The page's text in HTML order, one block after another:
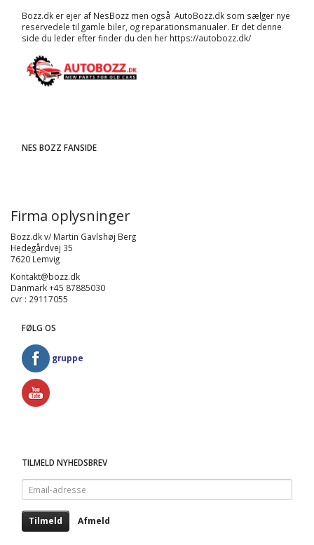
Bozz.dk er ejer af NesBozz men også AutoBozz.dk som sælger nye
reservedele til gamle biler, og reparationsmanualer. Er det denne
side du leder efter finder du den her https://autobozz.dk/
NES BOZZ FANSIDE
Firma oplysninger
Bozz.dk v/ Martin Gavlshøj Berg
Hedegårdvej 35
7620 Lemvig
Kontakt@bozz.dk
Danmark +45 87885030
cvr : 29117055
FØLG OS
gruppe
TILMELD NYHEDSBREV
Email-
adresse
Tilmeld Afmeld